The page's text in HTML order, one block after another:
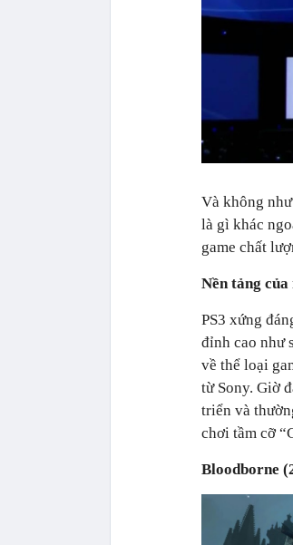
Và không
là gì khác
game chất
Nền tảng
PS3 xứng
đỉnh cao như
về thể loại
từ Sony. Giờ
triển và
chơi tầm cỡ
Bloodborne